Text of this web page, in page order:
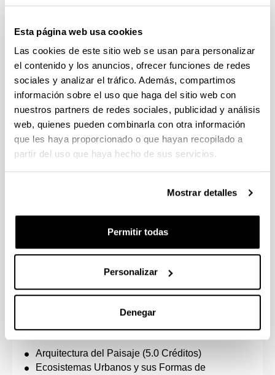
Esta página web usa cookies
Las cookies de este sitio web se usan para personalizar
el contenido y los anuncios, ofrecer funciones de redes
sociales y analizar el tráfico. Además, compartimos
información sobre el uso que haga del sitio web con
nuestros partners de redes sociales, publicidad y análisis
web, quienes pueden combinarla con otra información
que les haya proporcionado o que hayan recopilado a
partir del uso que haya hecho de sus servicios.
Mostrar detalles
Permitir todas
Personalizar
Denegar
Análisis Previo en Patrimonio. Conservación
Patrimonial: Metodología de Trabajo (5.0
Créditos)
Diseño Arquitectónico y Rehabilitación (5.0
Créditos)
Estructuras de madera (5.0 Créditos)
Historia de la Construcción (5.0 Créditos)
Historia de las Dimensiones Estructurales (5.0
Créditos)
Metodología de Trabajo BIM (5.0 Créditos)
Técnicas de Intervención (5.0 Créditos)
Urbanismo, Paisaje y Territorio
Arquitectura del Paisaje (5.0 Créditos)
Ecosistemas Urbanos y sus Formas de